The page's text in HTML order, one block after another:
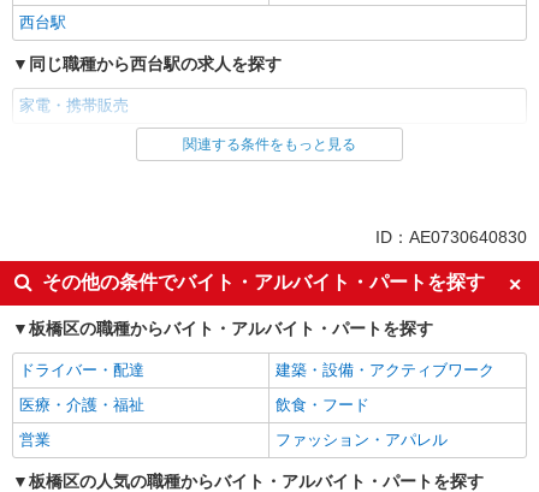
西台駅
同じ職種から西台駅の求人を探す
家電・携帯販売
同じ雇用形態から西台駅の求人を探す
即日勤務OK
履歴書不要
Web面接OK
未経験歓迎
ミドル（40代～）活躍中
英語が活かせる
語学力を活かせる（英語以外）
高収入・高額
ボーナス・賞与あり
昇給あり
日払い
週払い
10時～勤務OK
髪型・髪色自由
関連する条件をもっと見る
ID：AE0730640830
その他の条件でバイト・アルバイト・パートを探す
板橋区の職種からバイト・アルバイト・パートを探す
ドライバー・配達
建築・設備・アクティブワーク
医療・介護・福祉
飲食・フード
営業
ファッション・アパレル
板橋区の人気の職種からバイト・アルバイト・パートを探す